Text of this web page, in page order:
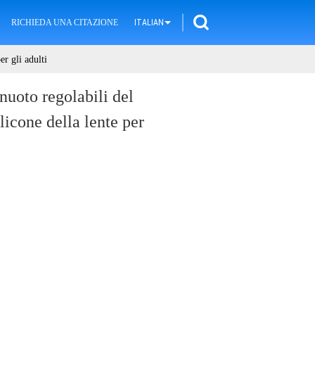
RICHIEDA UNA CITAZIONE ITALIAN
gli adulti
regolabili del
della lente per